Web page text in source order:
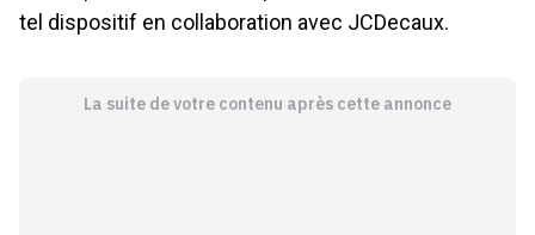
tel dispositif en collaboration avec JCDecaux.
La suite de votre contenu après cette annonce